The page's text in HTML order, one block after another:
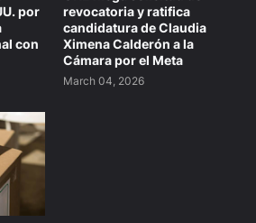
por
con
revocatoria y ratifica
candidatura de Claudia
Ximena Calderón a la
Cámara por el Meta
March 04, 2026